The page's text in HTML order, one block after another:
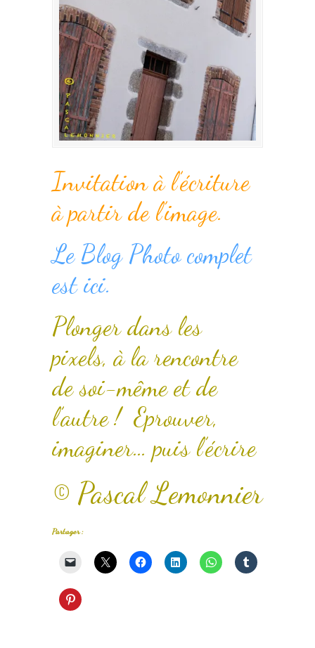
Invitation à l’écriture
à partir de l’image.
Le Blog Photo complet
est ici.
Plonger dans les
pixels, à la rencontre
de soi-même et de
l’autre ! Eprouver,
imaginer… puis l’écrire
© Pascal Lemonnier
Partager :